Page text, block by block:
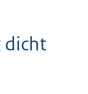
dicht